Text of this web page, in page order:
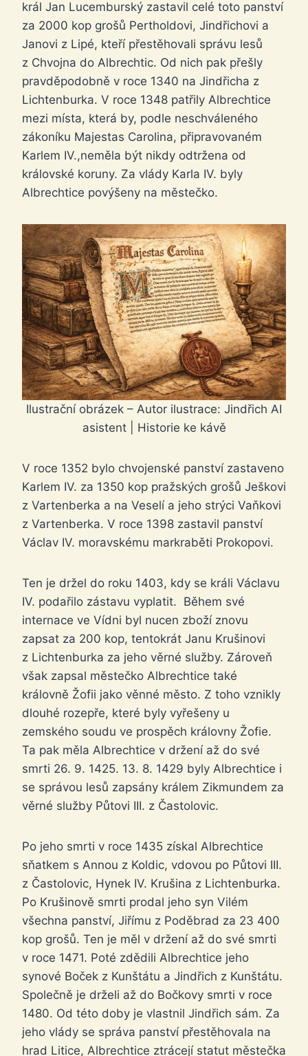
král Jan Lucemburský zastavil celé toto panství
za 2000 kop grošů Pertholdovi, Jindřichovi a
Janovi z Lipé, kteří přestěhovali správu lesů
z Chvojna do Albrechtic. Od nich pak přešly
pravděpodobně v roce 1340 na Jindřicha z
Lichtenburka. V roce 1348 patřily Albrechtice
mezi místa, která by, podle neschváleného
zákoníku Majestas Carolina, připravovaném
Karlem IV.,neměla být nikdy odtržena od
královské koruny. Za vlády Karla IV. byly
Albrechtice povýšeny na městečko.
Ilustrační obrázek – Autor ilustrace: Jindřich AI
asistent | Historie ke kávě
V roce 1352 bylo chvojenské panství zastaveno
Karlem IV. za 1350 kop pražských grošů Ješkovi
z Vartenberka a na Veselí a jeho strýci Vaňkovi
z Vartenberka. V roce 1398 zastavil panství
Václav IV. moravskému markraběti Prokopovi.
Ten je držel do roku 1403, kdy se králi Václavu
IV. podařilo zástavu vyplatit. Během své
internace ve Vídni byl nucen zboží znovu
zapsat za 200 kop, tentokrát Janu Krušinovi
z Lichtenburka za jeho věrné služby. Zároveň
však zapsal městečko Albrechtice také
královně Žofii jako věnné město. Z toho vznikly
dlouhé rozepře, které byly vyřešeny u
zemského soudu ve prospěch královny Žofie.
Ta pak měla Albrechtice v držení až do své
smrti 26. 9. 1425. 13. 8. 1429 byly Albrechtice i
se správou lesů zapsány králem Zikmundem za
věrné služby Půtovi III. z Častolovic.
Po jeho smrti v roce 1435 získal Albrechtice
sňatkem s Annou z Koldic, vdovou po Půtovi III.
z Častolovic, Hynek IV. Krušina z Lichtenburka.
Po Krušinově smrti prodal jeho syn Vilém
všechna panství, Jiřímu z Poděbrad za 23 400
kop grošů. Ten je měl v držení až do své smrti
v roce 1471. Poté zdědili Albrechtice jeho
synové Boček z Kunštátu a Jindřich z Kunštátu.
Společně je drželi až do Bočkovy smrti v roce
1480. Od této doby je vlastnil Jindřich sám. Za
jeho vlády se správa panství přestěhovala na
hrad Litice, Albrechtice ztrácejí statut městečka